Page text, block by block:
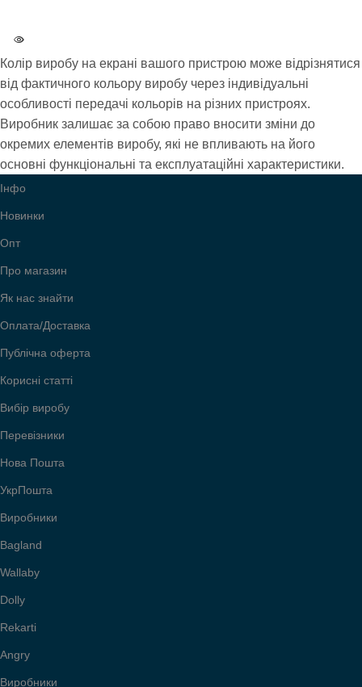
УСІ МОДЕЛІ
Колір виробу на екрані вашого пристрою може відрізнятися
від фактичного кольору виробу через індивідуальні
особливості передачі кольорів на різних пристроях.
Виробник залишає за собою право вносити зміни до
окремих елементів виробу, які не впливають на його
основні функціональні та експлуатаційні характеристики.
Інфо
Новинки
Опт
Про магазин
Як нас знайти
Оплата/Доставка
Публічна оферта
Корисні статті
Вибір виробу
Перевізники
Нова Пошта
УкрПошта
Виробники
Bagland
Wallaby
Dolly
Rekarti
Angry
Виробники